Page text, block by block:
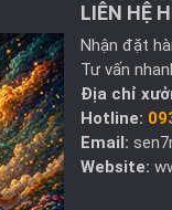
LIÊN HỆ
Nhận đặt
Tư vấn
Địa chỉ
Hotline:
Email:
Website: